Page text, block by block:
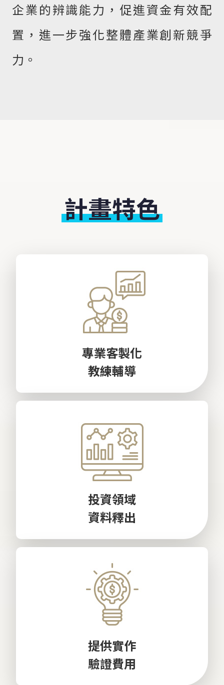
企業的辨識能力，促進資金有效配
置，進一步強化整體產業創新競爭
力。
計畫特色
專業客製化
教練輔導
投資領域
資料釋出
提供實作
驗證費用